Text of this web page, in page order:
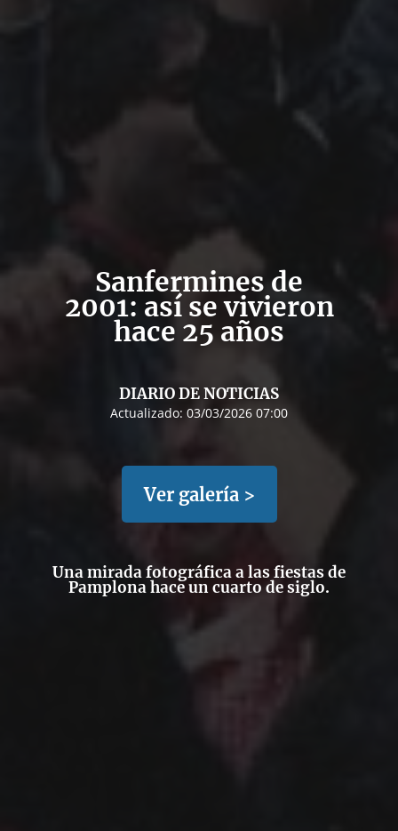
Sanfermines de
2001: así se vivieron
hace 25 años
DIARIO DE NOTICIAS
Actualizado: 03/03/2026 07:00
Ver galería >
Una mirada fotográfica a las fiestas de
Pamplona hace un cuarto de siglo.